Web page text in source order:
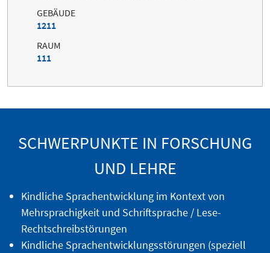
GEBÄUDE
1211
RAUM
111
SCHWERPUNKTE IN FORSCHUNG
UND LEHRE
Kindliche Sprachentwicklung im Kontext von
Mehrsprachigkeit und Schriftsprache / Lese-
Rechtschreibstörungen
Kindliche Sprachentwicklungsstörungen (speziell